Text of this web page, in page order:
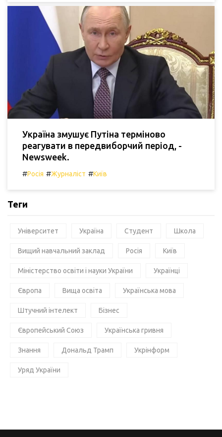
Україна змушує Путіна терміново
реагувати в передвиборчий період, -
Newsweek.
#Росія #Журналіст #Київ
Теги
Університет Україна Студент Школа
Вищий навчальний заклад Росія Київ
Міністерство освіти і науки України Українці
Європа Вища освіта Українська мова
Штучний інтелект Бізнес
Європейський Союз Українська гривня
Знання Дональд Трамп Укрінформ
Уряд України